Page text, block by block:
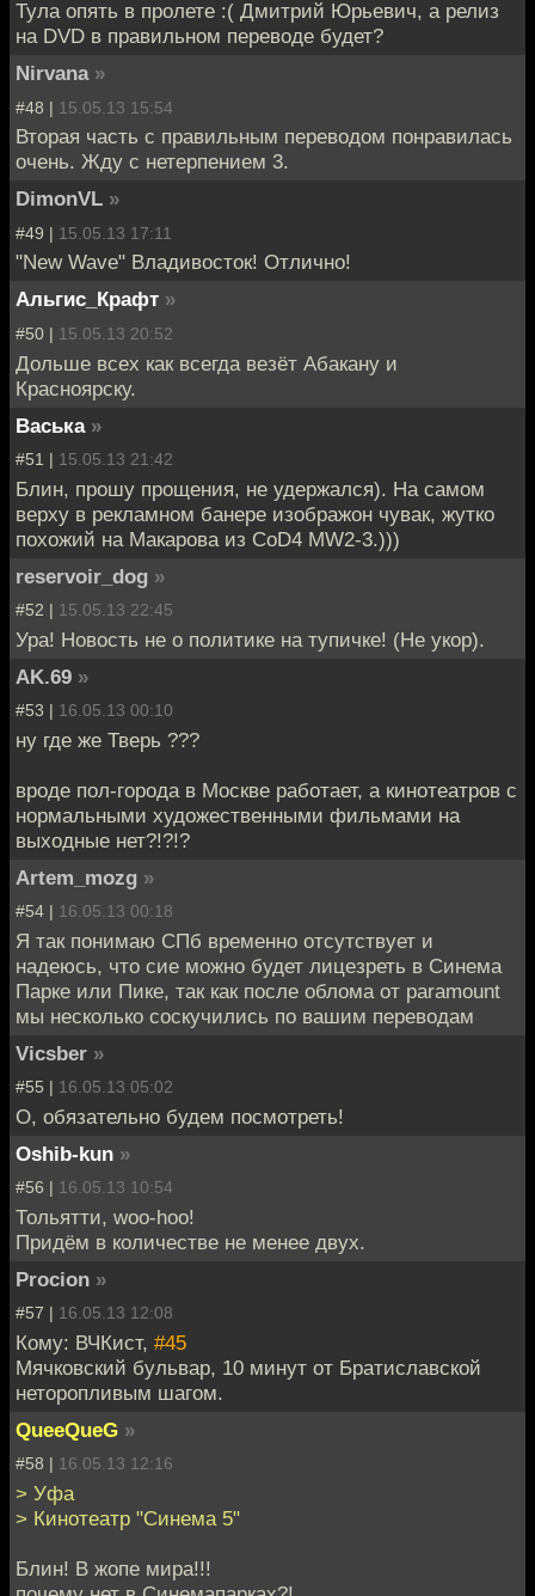
Тула опять в пролете :( Дмитрий Юрьевич, а релиз
на DVD в правильном переводе будет?
Nirvana »
#48 | 15.05.13 15:54
Вторая часть с правильным переводом понравилась
очень. Жду с нетерпением 3.
DimonVL »
#49 | 15.05.13 17:11
"New Wave" Владивосток! Отлично!
Альгис_Крафт »
#50 | 15.05.13 20:52
Дольше всех как всегда везёт Абакану и
Красноярску.
Васька »
#51 | 15.05.13 21:42
Блин, прошу прощения, не удержался). На самом
верху в рекламном банере изображон чувак, жутко
похожий на Макарова из CoD4 MW2-3.)))
reservoir_dog »
#52 | 15.05.13 22:45
Ура! Новость не о политике на тупичке! (Не укор).
AK.69 »
#53 | 16.05.13 00:10
ну где же Тверь ???
вроде пол-города в Москве работает, а кинотеатров с
нормальными художественными фильмами на
выходные нет?!?!?
Artem_mozg »
#54 | 16.05.13 00:18
Я так понимаю СПб временно отсутствует и
надеюсь, что сие можно будет лицезреть в Синема
Парке или Пике, так как после облома от paramount
мы несколько соскучились по вашим переводам
Vicsber »
#55 | 16.05.13 05:02
О, обязательно будем посмотреть!
Oshib-kun »
#56 | 16.05.13 10:54
Тольятти, woo-hoo!
Придём в количестве не менее двух.
Procion »
#57 | 16.05.13 12:08
Кому: ВЧКист, #45
Мячковский бульвар, 10 минут от Братиславской
неторопливым шагом.
QueeQueG »
#58 | 16.05.13 12:16
> Уфа
> Кинотеатр "Синема 5"
Блин! В жопе мира!!!